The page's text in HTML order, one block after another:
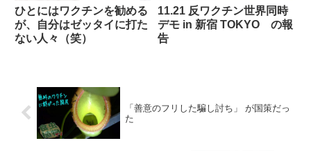
ひとにはワクチンを勧める
が、自分はゼッタイに打た
ない人々（笑）
11.21 反ワクチン世界同時
デモ in 新宿 TOKYO の報
告
「善意のフリした騙し討ち」 が国策だっ
た